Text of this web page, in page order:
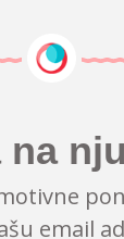
na
email